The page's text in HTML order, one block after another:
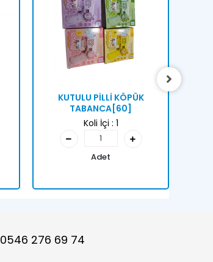
KUTULU PİLLİ KÖPÜK
TABANCA[60]
Koli İçi : 1
Adet
0546 276 69 74